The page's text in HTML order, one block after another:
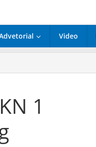
Video
1